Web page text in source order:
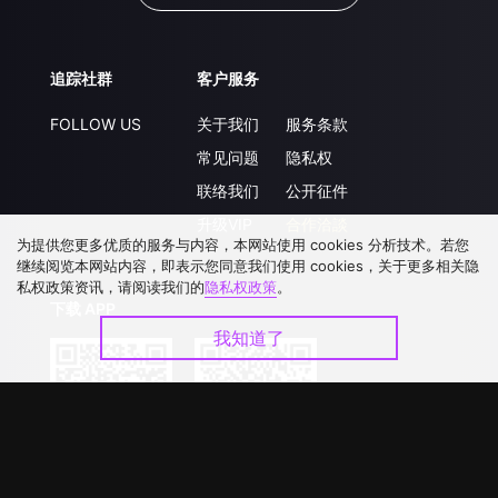
追踪社群
FOLLOW US
客户服务
关于我们
常见问题
联络我们
服务条款
隐私权
公开征件
为提供您更多优质的服务与内容，本网站使用 cookies 分析技术。若您
继续阅览本网站内容，即表示您同意我们使用 cookies，关于更多相关隐
私权政策资讯，请阅读我们的隐私权政策。
我知道了